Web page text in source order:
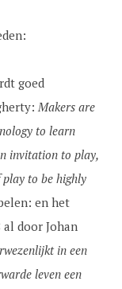
goed
Makers are
to learn
invitation to play,
to be highly
en het
al door Johan
in een
leven een